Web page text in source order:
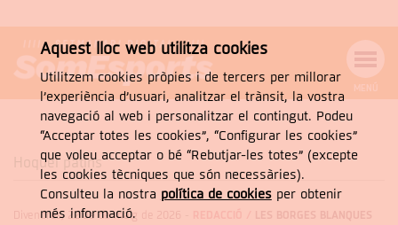
NAVEGACIÓ
MENÚ
Cercar
CERCAR
Hoquei patins
Divendres, 22 de de maig de 2026 LES BORGES BLANQUES
Aquest lloc web utilitza cookies
Utilitzem cookies pròpies i de tercers per millorar
l’experiència d’usuari, analitzar el trànsit, la vostra
navegació al web i personalitzar el contingut. Podeu
“Acceptar totes les cookies”, “Configurar les cookies”
que voleu acceptar o bé “Rebutjar-les totes” (excepte
les cookies tècniques que són necessàries).
Consulteu la nostra política de cookiesper obtenir
més informació.